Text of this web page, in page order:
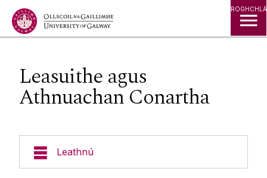
Léim go Ábhar
Leasuithe agus
Athnuachan Conartha
Leathnú